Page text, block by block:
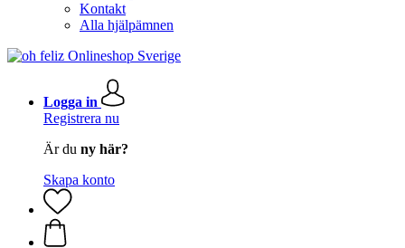
Kontakt
Alla hjälpämnen
Logga in
Registrera nu
Är du ny här?
Skapa konto